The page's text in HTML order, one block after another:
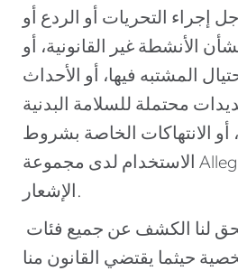
إجراء التحريات أو الردع أو
الأنشطة غير القانونية، أو
المشتبه فيها، أو الأحداث
محتملة للسلامة البدنية
الانتهاكات الخاصة بشروط
الاستخدام لدى مجموعة Allegis Group أو هذا
الإشعار.
حيثما يقتضي القانون منا